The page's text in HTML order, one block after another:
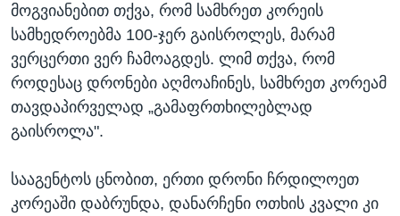
მოგვიანებით თქვა, რომ სამხრეთ კორეის
სამხედროებმა 100-ჯერ გაისროლეს, მარამ
ვერცერთი ვერ ჩამოაგდეს. ლიმ თქვა, რომ
როდესაც დრონები აღმოაჩინეს, სამხრეთ კორეამ
თავდაპირველად „გამაფრთხილებლად
გაისროლა".
სააგენტოს ცნობით, ერთი დრონი ჩრდილოეთ
კორეაში დაბრუნდა, დანარჩენი ოთხის კვალი კი